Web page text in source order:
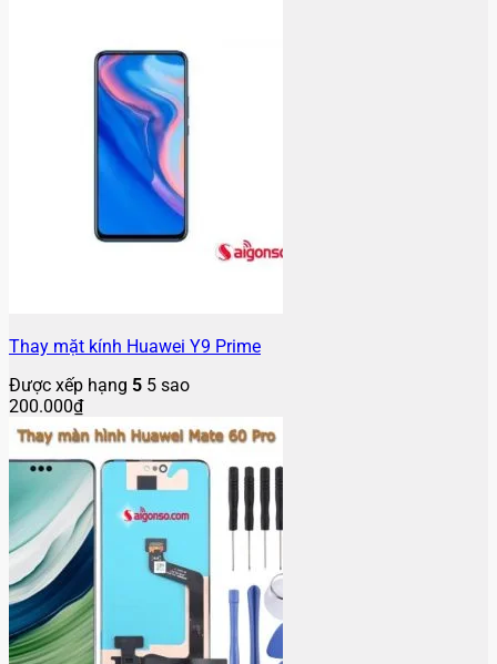
Thay mặt kính Huawei Y9 Prime
Được xếp hạng 5 5 sao
200.000₫